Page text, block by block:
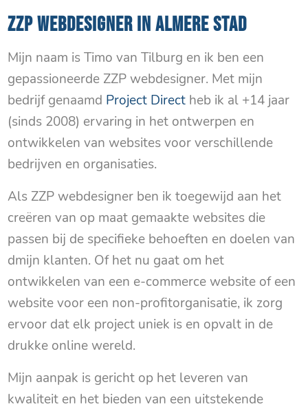
ZZP WEBDESIGNER IN ALMERE STAD
Mijn naam is Timo van Tilburg en ik ben een
gepassioneerde ZZP webdesigner. Met mijn
bedrijf genaamd Project Direct heb ik al +14 jaar
(sinds 2008) ervaring in het ontwerpen en
ontwikkelen van websites voor verschillende
bedrijven en organisaties.
Als ZZP webdesigner ben ik toegewijd aan het
creëren van op maat gemaakte websites die
passen bij de specifieke behoeften en doelen van
dmijn klanten. Of het nu gaat om het
ontwikkelen van een e-commerce website of een
website voor een non-profitorganisatie, ik zorg
ervoor dat elk project uniek is en opvalt in de
drukke online wereld.
Mijn aanpak is gericht op het leveren van
kwaliteit en het bieden van een uitstekende